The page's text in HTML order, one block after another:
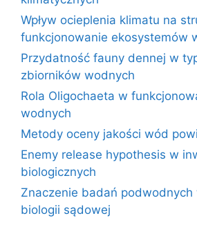
Wpływ ocieplenia klimatu na
funkcjonowanie ekosystemów
Przydatność fauny dennej w
zbiorników wodnych
Rola Oligochaeta w
wodnych
Metody oceny jakości wód
Enemy release hypothesis w
biologicznych
Znaczenie badań
biologii sądowej